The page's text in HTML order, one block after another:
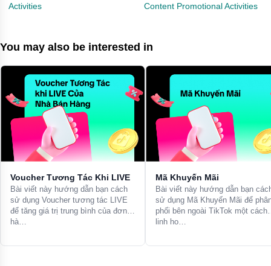
Activities
Content Promotional Activities
You may also be interested in
Voucher Tương Tác Khi LIVE
Bài viết này hướng dẫn bạn cách
sử dụng Voucher tương tác LIVE
để tăng giá trị trung bình của đơn
hà…
Mã Khuyến Mãi
Bài viết này hướng dẫn bạn
sử dụng Mã Khuyến Mãi để
phối bên ngoài TikTok một cách
linh ho…